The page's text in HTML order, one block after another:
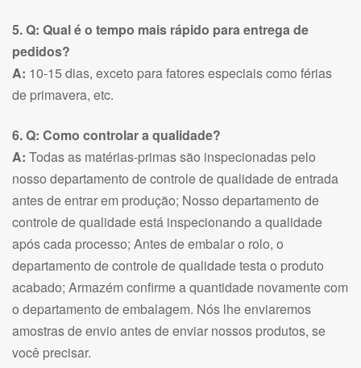
5. Q: Qual é o tempo mais rápido para entrega de
pedidos?
A: 10-15 dias, exceto para fatores especiais como férias
de primavera, etc.
6. Q: Como controlar a qualidade?
A: Todas as matérias-primas são inspecionadas pelo
nosso departamento de controle de qualidade de entrada
antes de entrar em produção; Nosso departamento de
controle de qualidade está inspecionando a qualidade
após cada processo; Antes de embalar o rolo, o
departamento de controle de qualidade testa o produto
acabado; Armazém confirme a quantidade novamente com
o departamento de embalagem. Nós lhe enviaremos
amostras de envio antes de enviar nossos produtos, se
você precisar.